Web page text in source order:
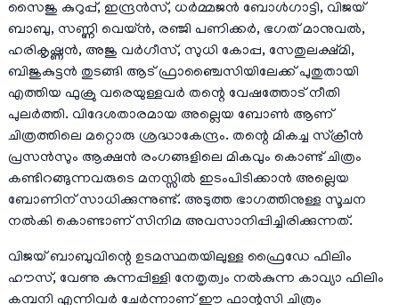
സൈജു കുറുപ്പ്, ഇന്ദ്രൻസ്, ധർമ്മജൻ ബോൾഗാട്ടി, വിജയ്
ബാബു, സണ്ണി വെയ്ൻ, രഞ്ജി പണിക്കർ, ഭഗത് മാനുവൽ,
ഹരികൃഷ്ണൻ, അജു വർഗീസ്, സുധി കോപ്പ, സേതുലക്ഷ്മി,
ബിജുകുട്ടൻ തുടങ്ങി ആട് ഫ്രാഞ്ചൈസിയിലേക്ക് പുതുതായി
എത്തിയ ഫുക്രു വരെയുള്ളവർ തന്റെ വേഷത്തോട് നീതി
പുലർത്തി. വിദേശതാരമായ അല്ലെയ ബോൺ ആണ്
ചിത്രത്തിലെ മറ്റൊരു ശ്രദ്ധാകേന്ദ്രം. തന്റെ മികച്ച സ്ക്രീൻ
പ്രസൻസും ആക്ഷൻ രംഗങ്ങളിലെ മികവും കൊണ്ട് ചിത്രം
കണ്ടിറങ്ങുന്നവരുടെ മനസ്സിൽ ഇടംപിടിക്കാൻ അല്ലെയ
ബോണിന് സാധിക്കുന്നുണ്ട്. അടുത്ത ഭാഗത്തിനുള്ള സൂചന
നൽകി കൊണ്ടാണ് സിനിമ അവസാനിപ്പിച്ചിരിക്കുന്നത്.
വിജയ് ബാബുവിന്റെ ഉടമസ്ഥതയിലുള്ള ഫ്രൈഡേ ഫിലിം
ഹൗസ്, വേണു കുന്നപ്പിള്ളി നേതൃത്വം നൽകുന്ന കാവ്യാ ഫിലിം
കമ്പനി എന്നിവർ ചേർന്നാണ് ഈ ഫാന്റസി ചിത്രം